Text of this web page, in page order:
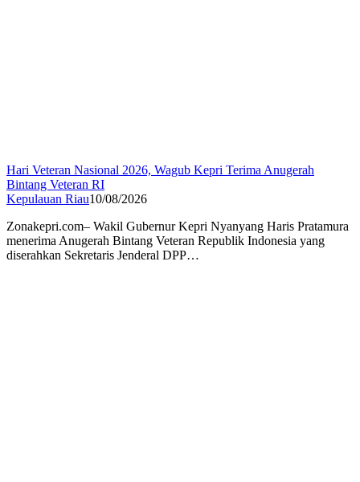
Hari Veteran Nasional 2026, Wagub Kepri Terima Anugerah
Bintang Veteran RI
Kepulauan Riau10/08/2026
Zonakepri.com– Wakil Gubernur Kepri Nyanyang Haris Pratamura
menerima Anugerah Bintang Veteran Republik Indonesia yang
diserahkan Sekretaris Jenderal DPP…